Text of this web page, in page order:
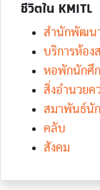
ชีวิตใน KMITL
สำนักพัฒน
บริการห้อง
หอพักนักศึ
สิ่งอำนวยค
สมาพันธ์นั
คลับ
สังคม